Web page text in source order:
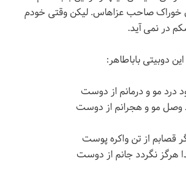
خوراک صاحب عزاهاس. لیکن وقتی خودم
در نمی آید.
دوبیتی باباطاهر:
درد مو و درمانم از دوست
وصل مو و هجرانم از دوست
قصابم از تن واکره پوست
هرگز نگردد جانم از دوست